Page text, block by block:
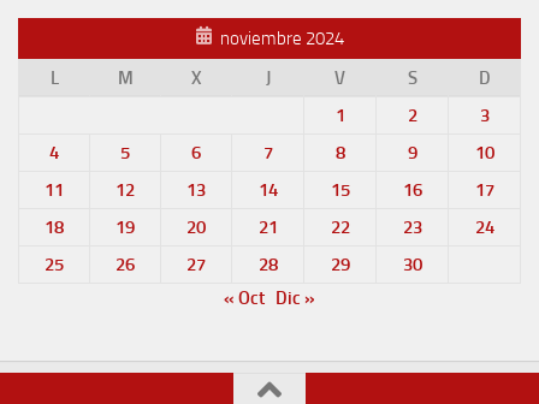
noviembre 2024
L
M X J V S
D
1
2
3
4
5 6 7 8 9
10
11
12 13 14 15 16
17
18
19 20 21 22 23
24
25
26 27 28 29
30
« Oct Dic »